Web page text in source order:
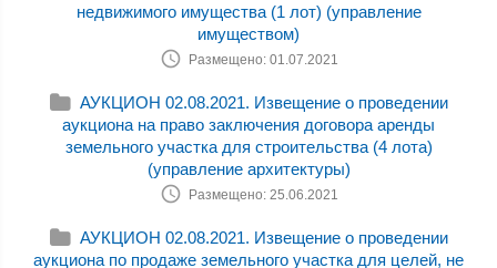
недвижимого имущества (1 лот) (управление
имуществом)
Размещено: 01.07.2021
АУКЦИОН 02.08.2021. Извещение о проведении
аукциона на право заключения договора аренды
земельного участка для строительства (4 лота)
(управление архитектуры)
Размещено: 25.06.2021
АУКЦИОН 02.08.2021. Извещение о проведении
аукциона по продаже земельного участка для целей, не